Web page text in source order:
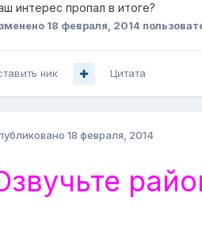
интерес пропал в итоге?
18 февраля, 2014
ник Цитата
18 февраля, 2014